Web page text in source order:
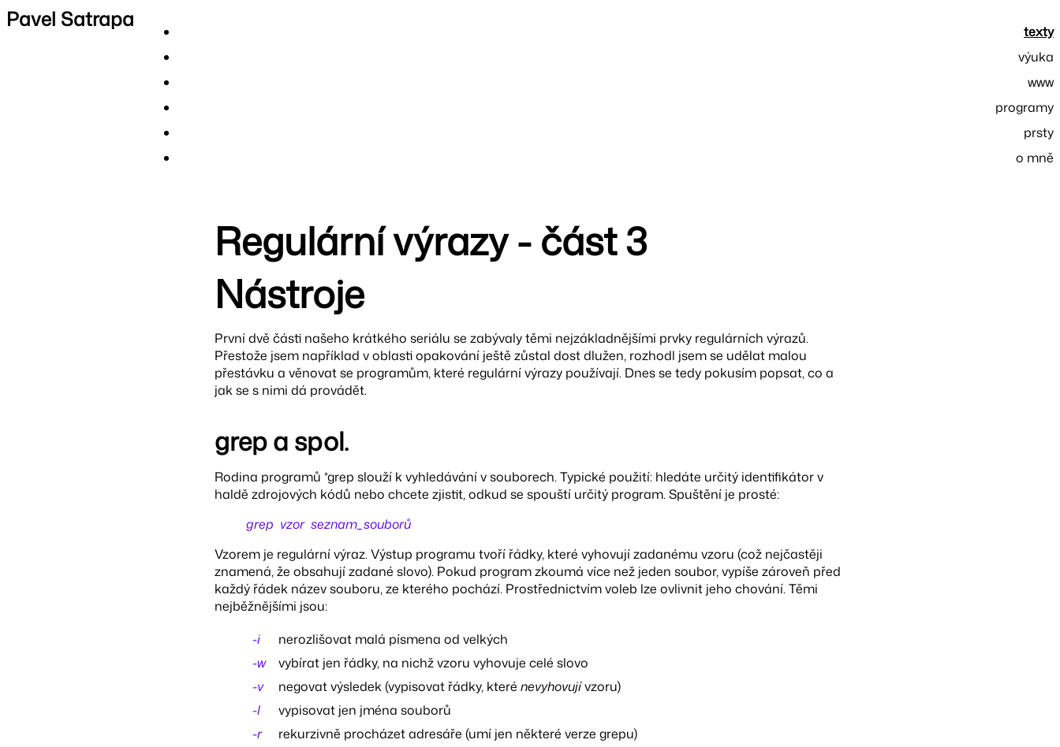
Pavel Satrapa
Regulární výrazy - část 3
Nástroje
První dvě části našeho krátkého seriálu se zabývaly těmi nejzákladnějšími prvky regulárních výrazů.
Přestože jsem například v oblasti opakování ještě zůstal dost dlužen, rozhodl jsem se udělat malou
přestávku a věnovat se programům, které regulární výrazy používají. Dnes se tedy pokusím popsat, co a
jak se s nimi dá provádět.
grep a spol.
Rodina programů *grep slouží k vyhledávání v souborech. Typické použití: hledáte určitý identifikátor v
haldě zdrojových kódů nebo chcete zjistit, odkud se spouští určitý program. Spuštění je prosté:
grep vzor seznam_souborů
Vzorem je regulární výraz. Výstup programu tvoří řádky, které vyhovují zadanému vzoru (což nejčastěji
znamená, že obsahují zadané slovo). Pokud program zkoumá více než jeden soubor, vypíše zároveň před
každý řádek název souboru, ze kterého pochází. Prostřednictvím voleb lze ovlivnit jeho chování. Těmi
nejběžnějšími jsou:
-i
nerozlišovat malá písmena od velkých
-w
vybírat jen řádky, na nichž vzoru vyhovuje celé slovo
-v
negovat výsledek (vypisovat řádky, které nevyhovujívzoru)
-l
vypisovat jen jména souborů
-r
rekurzivně procházet adresáře (umí jen některé verze grepu)
texty
výuka
www
programy
prsty
o mně